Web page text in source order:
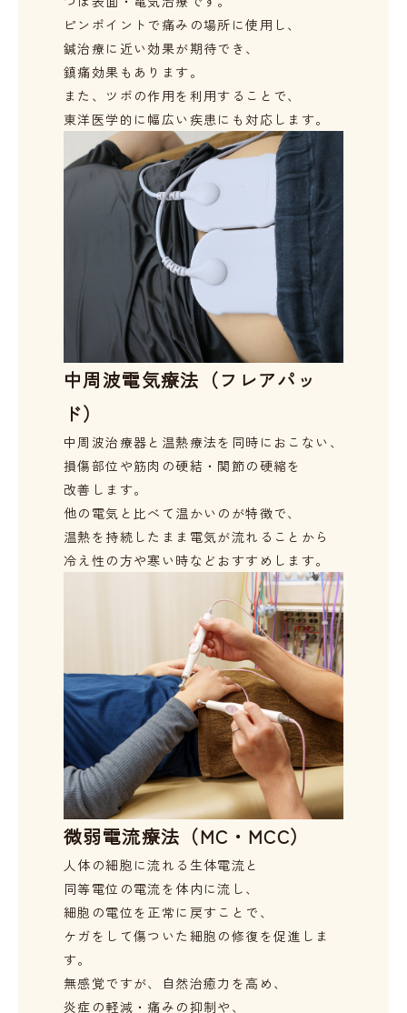
ピンポイントで痛みの場所に使用し、
鍼治療に近い効果が期待でき、
鎮痛効果もあります。
また、ツボの作用を利用することで、
東洋医学的に幅広い疾患にも対応します。
中周波電気療法（フレアパッ
ド）
中周波治療器と温熱療法を同時におこない、
損傷部位や筋肉の硬結・関節の硬縮を
改善します。
他の電気と比べて温かいのが特徴で、
温熱を持続したまま電気が流れることから
冷え性の方や寒い時などおすすめします。
微弱電流療法（MC・MCC）
人体の細胞に流れる生体電流と
同等電位の電流を体内に流し、
細胞の電位を正常に戻すことで、
ケガをして傷ついた細胞の修復を促進しま
す。
無感覚ですが、自然治癒力を高め、
炎症の軽減・痛みの抑制や、